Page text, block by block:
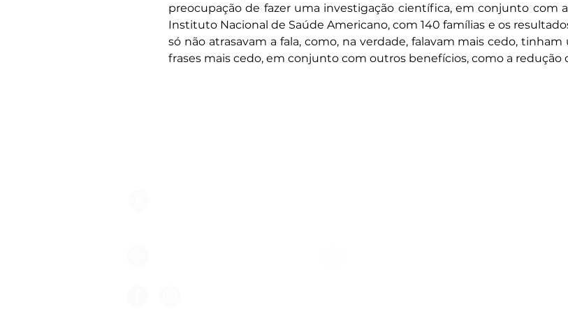
preocupação de fazer uma investigação científica, em conjunto com
Instituto Nacional de Saúde Americano, com 140 famílias e os
só não atrasavam a fala, como, na verdade, falavam mais cedo,
frases mais cedo, em conjunto com outros benefícios, como a redução